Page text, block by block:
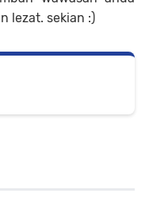
lezat. sekian :)